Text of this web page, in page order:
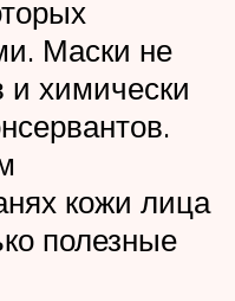
Маски не
и химически
кожи лица
полезные